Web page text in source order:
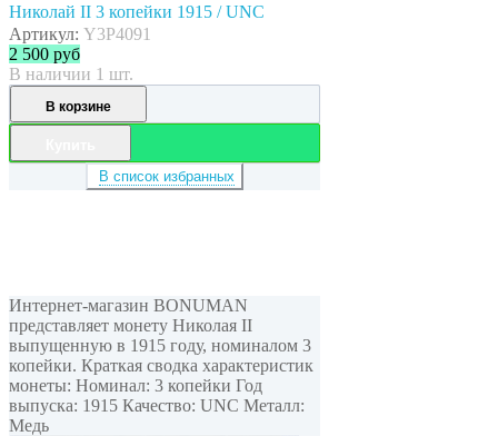
Николай II 3 копейки 1915 / UNC
Артикул: Y3P4091
2 500 руб
В наличии 1 шт.
В корзине
В список избранных
Интернет-магазин BONUMAN
представляет монету Николая II
выпущенную в 1915 году, номиналом 3
копейки. Краткая сводка характеристик
монеты: Номинал: 3 копейки Год
выпуска: 1915 Качество: UNC Металл:
Медь